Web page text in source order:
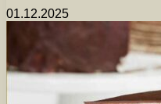
01.12.2025